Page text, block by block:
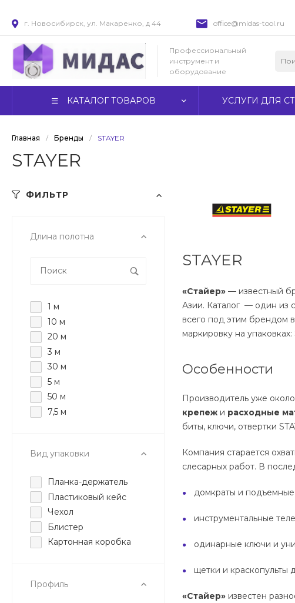
г. Новосибирск, ул. Макаренко, д 44 office@midas-tool.ru
Профессиональный
инструмент и
оборудование
КАТАЛОГ ТОВАРОВ УСЛУГИ ДЛЯ
Главная / Бренды / STAYER
STAYER
ФИЛЬТР
Длина полотна
1 м
10 м
20 м
3 м
30 м
5 м
50 м
7,5 м
Вид упаковки
Планка-держатель
Пластиковый кейс
Чехол
Блистер
Картонная коробка
Профиль
STAYER
«Стайер» — известный
Азии. Каталог — один из
всего под этим брендом
маркировку на
Особенности
Производитель уже
крепеж и расходные
биты, ключи, отвертки
Компания старается
слесарных работ. В
домкраты и подъемные
инструментальные
одинарные ключи и
щетки и краскопульты
«Стайер» известен